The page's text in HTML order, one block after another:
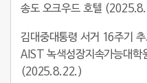
송도 오크우드 호텔
김대중대통령 서거 16주기
AIST 녹색성장지속가능대학
(2025.8.22.)